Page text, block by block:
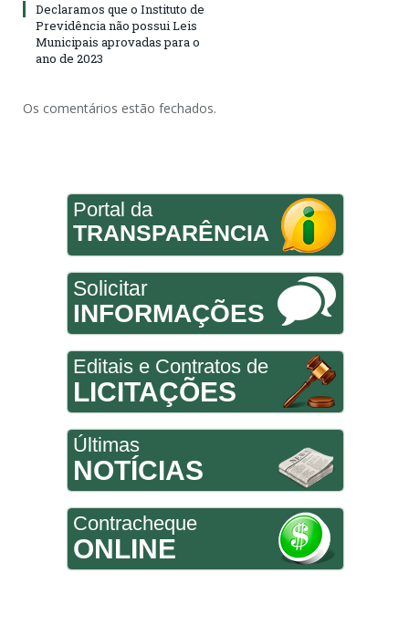
Declaramos que o Instituto de
Previdência não possui Leis
Municipais aprovadas para o
ano de 2023
Os comentários estão fechados.
Portal da
TRANSPARÊNCIA
Solicitar
INFORMAÇÕES
Editais e Contratos de
LICITAÇÕES
Últimas
NOTÍCIAS
Contracheque
ONLINE